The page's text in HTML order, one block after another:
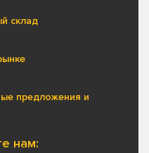
склад
предложения и
нам: